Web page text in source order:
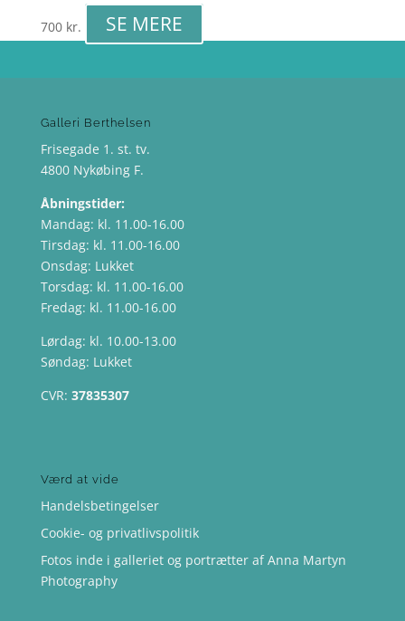
700 kr. SE MERE
Galleri Berthelsen
Frisegade 1. st. tv.
4800 Nykøbing F.
Åbningstider:
Mandag: kl. 11.00-16.00
Tirsdag: kl. 11.00-16.00
Onsdag: Lukket
Torsdag: kl. 11.00-16.00
Fredag: kl. 11.00-16.00
Lørdag: kl. 10.00-13.00
Søndag: Lukket
CVR: 37835307
Værd at vide
Handelsbetingelser
Cookie- og privatlivspolitik
Fotos inde i galleriet og portrætter af Anna Martyn
Photography